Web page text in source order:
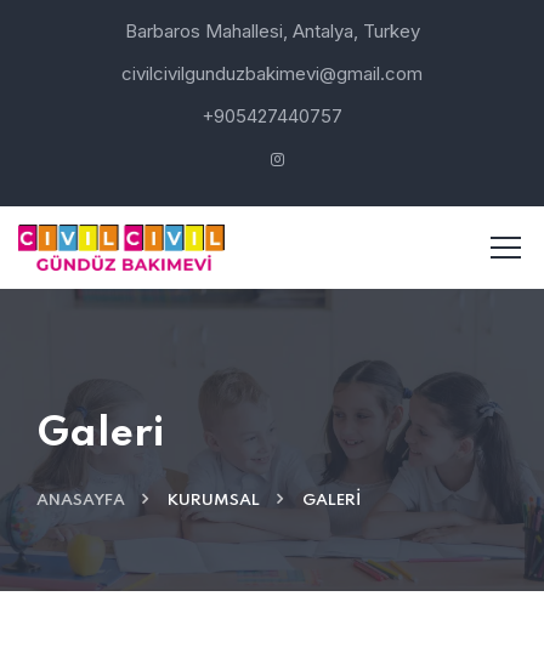
Barbaros Mahallesi, Antalya, Turkey
civilcivilgunduzbakimevi@gmail.com
+905427440757
Galeri
ANASAYFA KURUMSAL GALERI